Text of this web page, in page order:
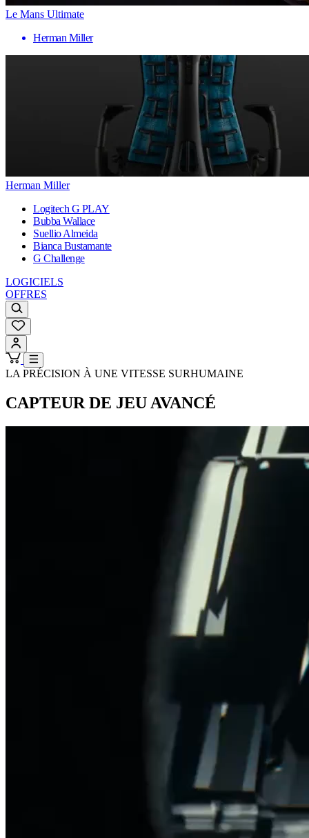
Le Mans Ultimate
Herman Miller
Herman Miller
Logitech G PLAY
Bubba Wallace
Suellio Almeida
Bianca Bustamante
G Challenge
LOGICIELS
OFFRES
LA PRÉCISION À UNE VITESSE SURHUMAINE
CAPTEUR DE JEU AVANCÉ